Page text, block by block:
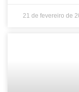
21 de fevereiro de